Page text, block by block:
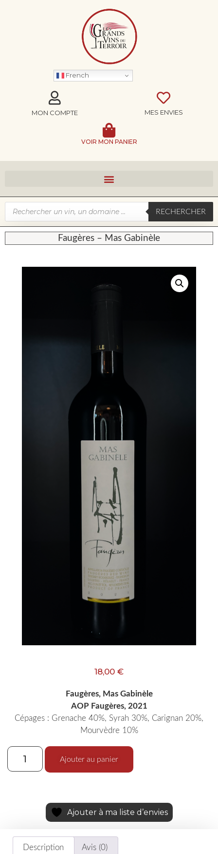
French
MON COMPTE MES ENVIES
VOIR MON PANIER
RECHERCHER
Faugères – Mas Gabinèle
18,00 €
Faugères, Mas Gabinèle
AOP Faugères, 2021
Cépages : Grenache 40%, Syrah 30%, Carignan 20%,
Mourvèdre 10%
Ajouter au panier
Ajouter à ma liste d’envies
Description Avis (0)